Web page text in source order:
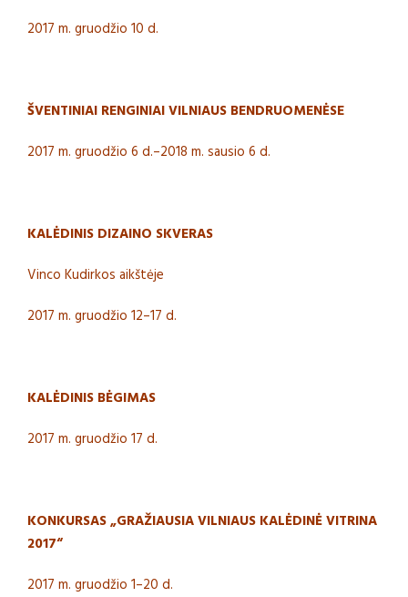
2017 m. gruodžio 10 d.
ŠVENTINIAI RENGINIAI VILNIAUS BENDRUOMENĖSE
2017 m. gruodžio 6 d.–2018 m. sausio 6 d.
KALĖDINIS DIZAINO SKVERAS
Vinco Kudirkos aikštėje
2017 m. gruodžio 12–17 d.
KALĖDINIS BĖGIMAS
2017 m. gruodžio 17 d.
KONKURSAS „GRAŽIAUSIA VILNIAUS KALĖDINĖ VITRINA
2017“
2017 m. gruodžio 1–20 d.